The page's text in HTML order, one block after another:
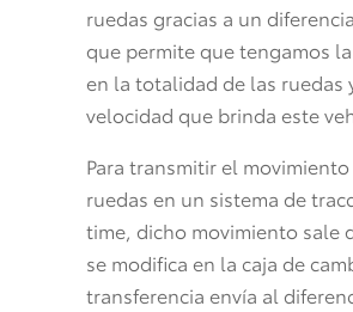
ruedas gracias a un
que permite que tengamos
en la totalidad de las ruedas
velocidad que brinda este
Para transmitir el movimiento
ruedas en un sistema de
time, dicho movimiento sale
se modifica en la caja de
transferencia envía al